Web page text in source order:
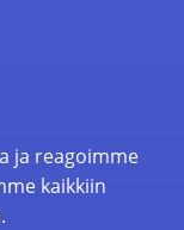
ja reagoimme
kaikkiin